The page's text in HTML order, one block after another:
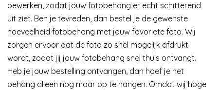
bewerken, zodat jouw fotobehang er echt schitterend
uit ziet. Ben je tevreden, dan bestel je de gewenste
hoeveelheid fotobehang met jouw favoriete foto. Wij
zorgen ervoor dat de foto zo snel mogelijk afdrukt
wordt, zodat jij jouw fotobehang snel thuis ontvangt.
Heb je jouw bestelling ontvangen, dan hoef je het
behang alleen nog maar op te hangen. Omdat wij hoge